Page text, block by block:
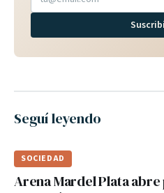
Seguí leyendo
SOCIEDAD
Arena Mardel Plata